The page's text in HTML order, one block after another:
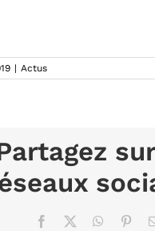
| Actus
Facebook